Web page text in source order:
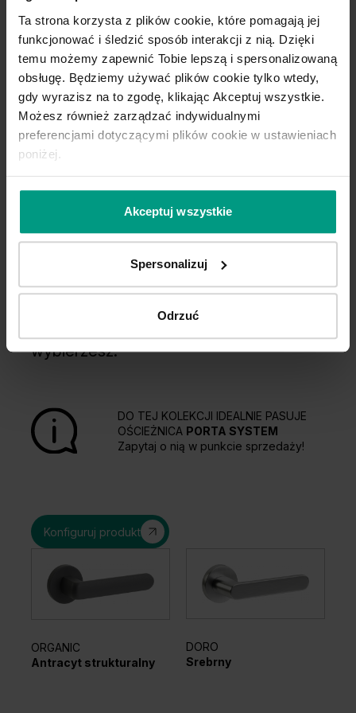
Ta strona korzysta z plików cookie, które pomagają jej
funkcjonować i śledzić sposób interakcji z nią. Dzięki
temu możemy zapewnić Tobie lepszą i spersonalizowaną
obsługę. Będziemy używać plików cookie tylko wtedy,
gdy wyrazisz na to zgodę, klikając Akceptuj wszystkie.
Możesz również zarządzać indywidualnymi
preferencjami dotyczącymi plików cookie w ustawieniach
poniżej.
Akceptuj wszystkie
Spersonalizuj
Odrzuć
Wygodny wybór
Kupuj WYGODNIE w komplecie. W
PORTA podpowiadamy najlepsze
rozwiązania do kolekcji, którą
wybierzesz.
DO TEJ KOLEKCJI IDEALNIE PASUJE
OŚCIEŻNICA PORTA SYSTEM
Zapytaj o nią w punkcie sprzedaży!
Konfiguruj produkt
ORGANIC
Antracyt strukturalny
DORO
Srebrny